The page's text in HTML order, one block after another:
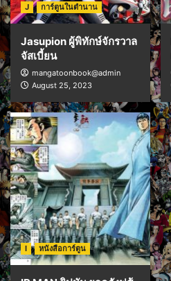
J การ์ตูนในตำนาน
Jasupion ผู้พิทักษ์จักรวาล
จัสเบี้ยน
mangatoonbook@admin
August 25, 2023
I หนังสือการ์ตูน